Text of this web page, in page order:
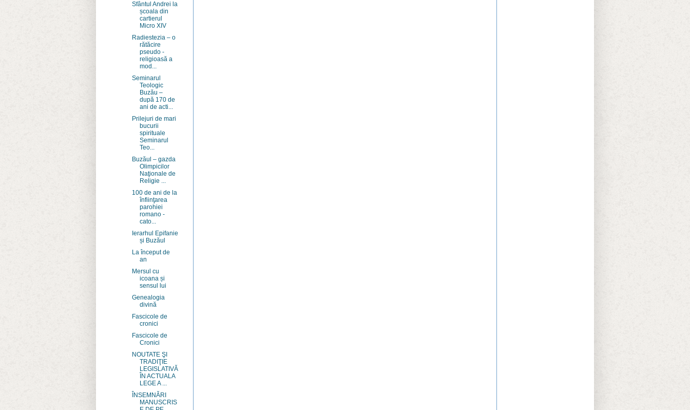
Sfântul Andrei la
școala din
cartierul
Micro XIV
Radiestezia – o
rătăcire
pseudo -
religioasă a
mod...
Seminarul
Teologic
Buzău –
după 170 de
ani de acti...
Prilejuri de mari
bucurii
spirituale
Seminarul
Teo...
Buzăul – gazda
Olimpicilor
Naţionale de
Religie ...
100 de ani de la
înfiinţarea
parohiei
romano -
cato...
Ierarhul Epifanie
și Buzăul
La început de
an
Mersul cu
icoana și
sensul lui
Genealogia
divină
Fascicole de
cronici
Fascicole de
Cronici
NOUTATE ŞI
TRADIŢIE
LEGISLATIVĂ
ÎN ACTUALA
LEGE A ...
ÎNSEMNĂRI
MANUSCRIS